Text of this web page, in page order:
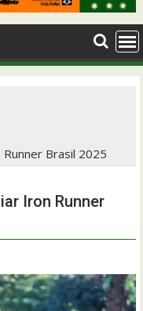
Brasil 2025
Iron Runner